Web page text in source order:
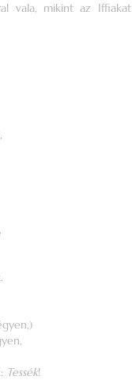
vala, mikint az
Tessék!